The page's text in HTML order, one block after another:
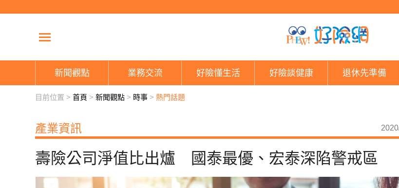
壽險公
新聞觀點 業務交流 好險懂生活 好險談健康 退休先準備
目前位置 > 首頁 > 新聞觀點 > 時事 > 熱門話題
產業資訊
壽險公司淨值比出爐 國泰最優、宏泰深陷警戒區